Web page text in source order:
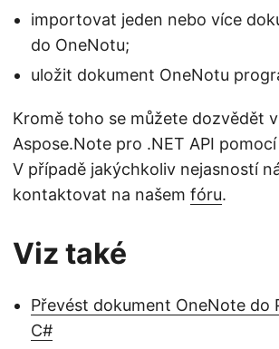
importovat jeden nebo více
do OneNotu;
uložit dokument OneNotu
Kromě toho se můžete dozvědět
Aspose.Note pro .NET API pomocí
V případě jakýchkoliv nejasností
kontaktovat na našem fóru.
Viz také
Převést dokument OneNote do
C#